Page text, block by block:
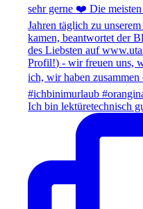
Ich bin lektüretechnisch